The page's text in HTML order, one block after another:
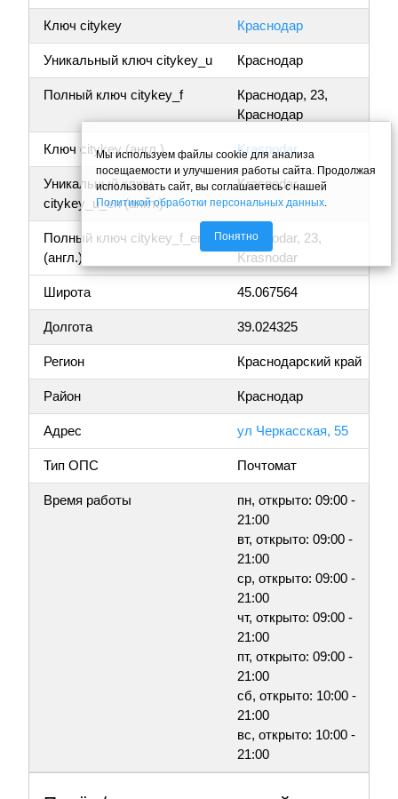
Ключ citykey Краснодар
Уникальный ключ citykey_u Краснодар
Полный ключ citykey_f
Краснодар, 23,
Краснодар
Ключ citykey (англ.) Krasnodar
Уникальный ключ
citykey_u_en (англ.)
Krasnodar
Полный ключ citykey_f_en
(англ.)
Krasnodar, 23,
Krasnodar
Широта 45.067564
Долгота 39.024325
Регион Краснодарский край
Район Краснодар
Адрес ул Черкасская, 55
Тип ОПС Почтомат
Время работы
пн, открыто: 09:00 -
21:00
вт, открыто: 09:00 -
21:00
ср, открыто: 09:00 -
21:00
чт, открыто: 09:00 -
21:00
пт, открыто: 09:00 -
21:00
сб, открыто: 10:00 -
21:00
вс, открыто: 10:00 -
21:00
Мы используем файлы cookie для анализа
посещаемости и улучшения работы сайта. Продолжая
использовать сайт, вы соглашаетесь с нашей
Политикой обработки персональных данных.
Понятно